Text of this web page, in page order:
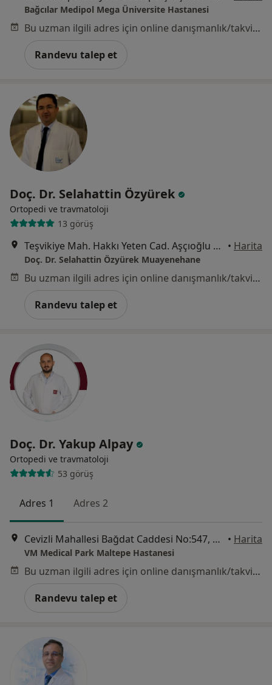
Bağcılar Medipol Mega Üniversite Hastanesi
Bu uzman ilgili adres için online danışmanlık/takvim sunmuyor.
Randevu talep et
Doç. Dr. Selahattin Özyürek
Ortopedi ve travmatoloji
13 görüş
Teşvikiye Mah. Hakkı Yeten Cad. Aşçıoğlu Plaza No:17 Kat:7 Daire:15 Istanbul, İstanbul • Harita
Doç. Dr. Selahattin Özyürek Muayenehane
Bu uzman ilgili adres için online danışmanlık/takvim sunmuyor.
Randevu talep et
Doç. Dr. Yakup Alpay
Ortopedi ve travmatoloji
53 görüş
Adres 1 Adres 2
Cevizli Mahallesi Bağdat Caddesi No:547, Maltepe • Harita
VM Medical Park Maltepe Hastanesi
Bu uzman ilgili adres için online danışmanlık/takvim sunmuyor.
Randevu talep et